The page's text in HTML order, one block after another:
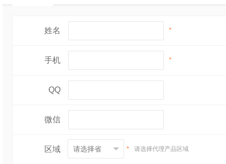
姓名 *
手机 *
QQ
微信
区域 * 请选择代理产品区域